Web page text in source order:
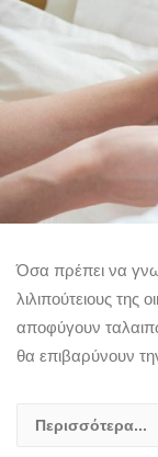
Όσα πρέπει να
λιλιπούτειους της
αποφύγουν
θα επιβαρύνουν
Περισσότερα...